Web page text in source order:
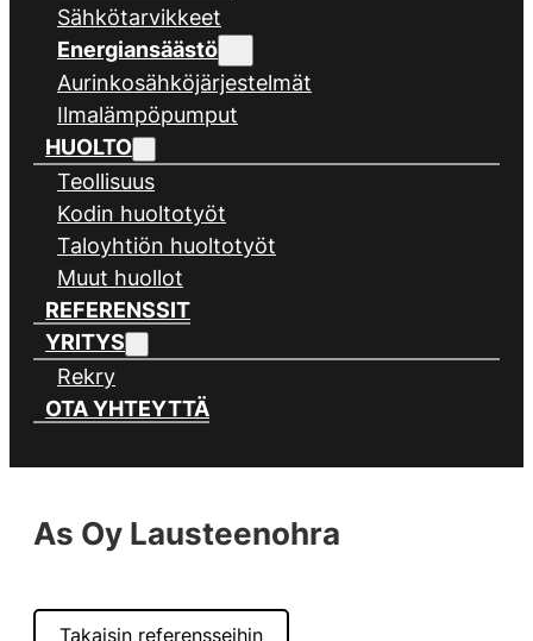
Sähkötarvikkeet
Energiansäästö
Aurinkosähköjärjestelmät
Ilmalämpöpumput
HUOLTO
Teollisuus
Kodin huoltotyöt
Taloyhtiön huoltotyöt
Muut huollot
REFERENSSIT
YRITYS
Rekry
OTA YHTEYTTÄ
As Oy Lausteenohra
Takaisin referensseihin